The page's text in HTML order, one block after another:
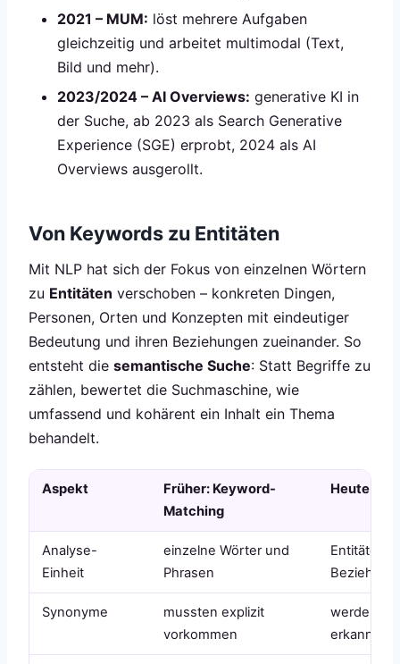
2021 – MUM: löst mehrere Aufgaben
gleichzeitig und arbeitet multimodal (Text,
Bild und mehr).
2023/2024 – AI Overviews: generative KI in
der Suche, ab 2023 als Search Generative
Experience (SGE) erprobt, 2024 als AI
Overviews ausgerollt.
Von Keywords zu Entitäten
Mit NLP hat sich der Fokus von einzelnen Wörtern
zu Entitäten verschoben – konkreten Dingen,
Personen, Orten und Konzepten mit eindeutiger
Bedeutung und ihren Beziehungen zueinander. So
entsteht die semantische Suche: Statt Begriffe zu
zählen, bewertet die Suchmaschine, wie
umfassend und kohärent ein Inhalt ein Thema
behandelt.
Aspekt
Früher: Keyword-
Matching
Heute:
Analyse-
Einheit
einzelne Wörter und
Phrasen
Entitäten,
Synonyme
mussten explizit
vorkommen
werden
erkannt